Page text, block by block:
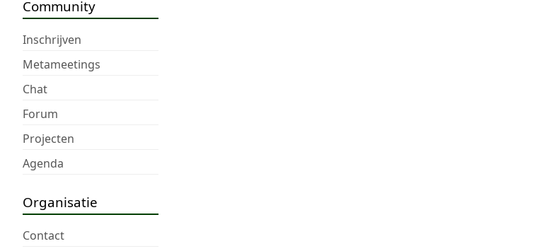
Community
Inschrijven
Metameetings
Chat
Forum
Projecten
Agenda
Organisatie
Contact